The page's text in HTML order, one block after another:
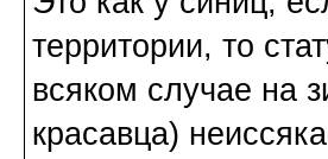
территории, то
всяком случае на
красавца)